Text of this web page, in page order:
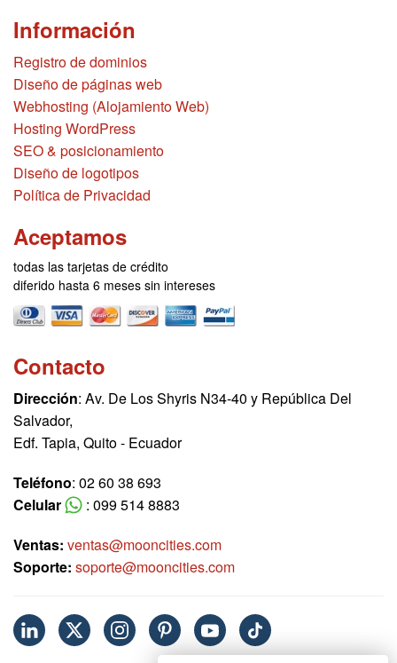
Información
Registro de dominios
Diseño de páginas web
Webhosting (Alojamiento Web)
Hosting WordPress
SEO & posicionamiento
Diseño de logotipos
Política de Privacidad
Aceptamos
todas las tarjetas de crédito
diferido hasta 6 meses sin intereses
Contacto
Dirección: Av. De Los Shyris N34-40 y República Del
Salvador,
Edf. Tapia, Quito - Ecuador
Teléfono: 02 60 38 693
Celular
: 099 514 8883
Ventas: ventas@mooncities.com
Soporte: soporte@mooncities.com